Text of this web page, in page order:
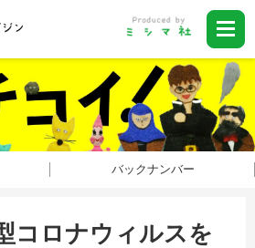
バックナンバー
ロナウィルスを